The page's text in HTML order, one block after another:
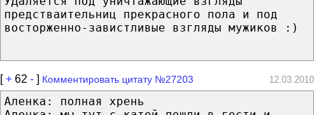
предстваительниц прекрасного пола и под
восторженно-завистливые взгляды мужиков :)
[+ 62 - ] Комментировать цитату №27203 12.03.2010
Аленка: полная хрень